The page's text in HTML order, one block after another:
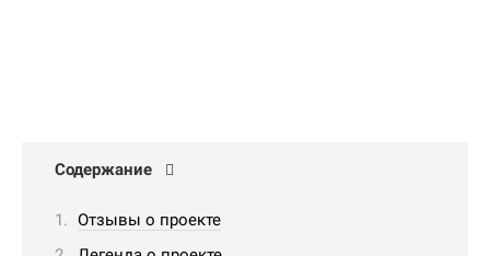
Содержание
Отзывы о проекте